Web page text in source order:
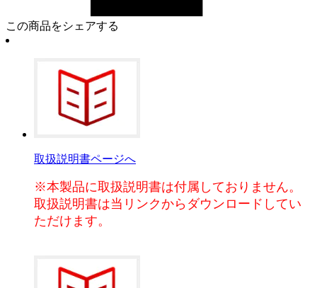
この商品をシェアする
取扱説明書ページへ
※本製品に取扱説明書は付属しておりません。
取扱説明書は当リンクからダウンロードしてい
ただけます。